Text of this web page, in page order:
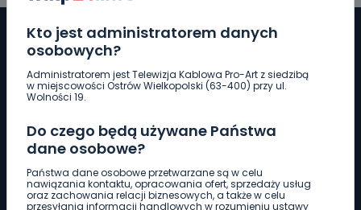
Kto jest administratorem danych
osobowych?
Administratorem jest Telewizja Kablowa Pro-Art z siedzibą
w miejscowości Ostrów Wielkopolski (63-400) przy ul.
Wolności 19.
Do czego będą używane Państwa
dane osobowe?
Państwa dane osobowe przetwarzane są w celu
nawiązania kontaktu, opracowania ofert, sprzedaży usług
oraz zachowania relacji biznesowych, a także w celu
przesyłania informacji handlowych w rozumieniu ustawy
Pobierz logotyp
LINIA INTERWENCYJNA
661 997 997
REDAKCJA